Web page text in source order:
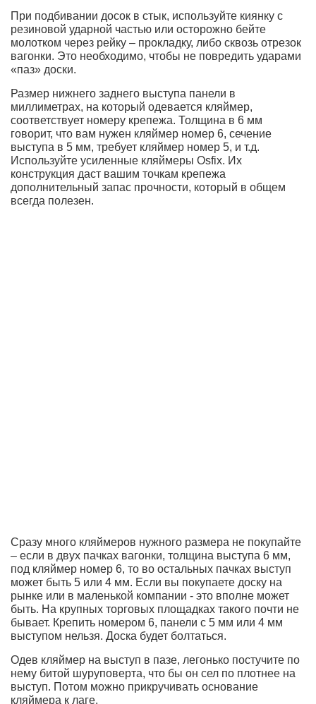
При подбивании досок в стык, используйте киянку с
резиновой ударной частью или осторожно бейте
молотком через рейку – прокладку, либо сквозь отрезок
вагонки. Это необходимо, чтобы не повредить ударами
«паз» доски.
Размер нижнего заднего выступа панели в
миллиметрах, на который одевается кляймер,
соответствует номеру крепежа. Толщина в 6 мм
говорит, что вам нужен кляймер номер 6, сечение
выступа в 5 мм, требует кляймер номер 5, и т.д.
Используйте усиленные кляймеры Osfix. Их
конструкция даст вашим точкам крепежа
дополнительный запас прочности, который в общем
всегда полезен.
Сразу много кляймеров нужного размера не покупайте
– если в двух пачках вагонки, толщина выступа 6 мм,
под кляймер номер 6, то во остальных пачках выступ
может быть 5 или 4 мм. Если вы покупаете доску на
рынке или в маленькой компании - это вполне может
быть. На крупных торговых площадках такого почти не
бывает. Крепить номером 6, панели с 5 мм или 4 мм
выступом нельзя. Доска будет болтаться.
Одев кляймер на выступ в пазе, легонько постучите по
нему битой шуруповерта, что бы он сел по плотнее на
выступ. Потом можно прикручивать основание
кляймера к лаге.